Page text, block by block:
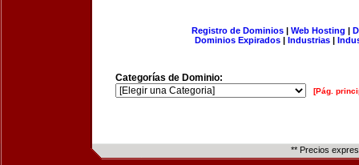
Registro de Dominios| Web Hosting |
Dominios Expirados | Industrias |
Categorías de Dominio:
[Pág.
** Precios